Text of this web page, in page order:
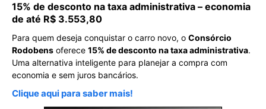
15% de desconto na taxa administrativa – economia
de até R$ 3.553,80
Para quem deseja conquistar o carro novo, o Consórcio
Rodobens oferece 15% de desconto na taxa administrativa.
Uma alternativa inteligente para planejar a compra com
economia e sem juros bancários.
Clique aqui para saber mais!